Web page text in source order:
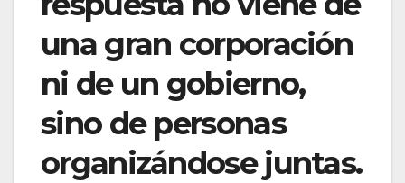
una gran corporación
ni de un gobierno,
sino de personas
organizándose juntas.